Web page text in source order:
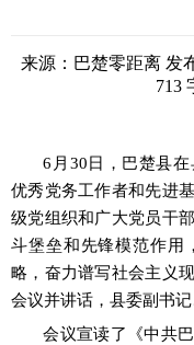
来源：巴楚零距离 发
713
6月30日，巴楚县在
优秀党务工作者和先进
级党组织和广大党员干
斗堡垒和先锋模范作用
略，奋力谱写社会主义
会议并讲话，县委副书
会议宣读了《中共